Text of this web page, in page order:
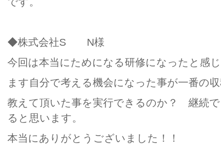
◆株式会社S N様
今回は本当にためになる研修になったと感
ます自分で考える機会になった事が一番の
教えて頂いた事を実行できるのか？ 継続
ると思います。
本当にありがとうございました！！